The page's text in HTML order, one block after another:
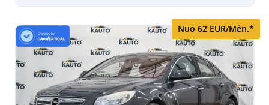
Nuo 62 EUR/Mėn.*